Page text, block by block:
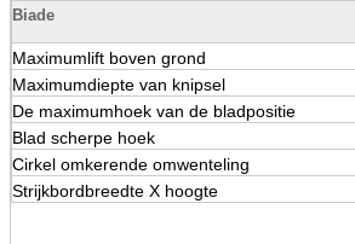
Biade
Maximumlift boven grond
Maximumdiepte van knipsel
De maximumhoek van de bladpositie
Blad scherpe hoek
Cirkel omkerende omwenteling
Strijkbordbreedte X hoogte